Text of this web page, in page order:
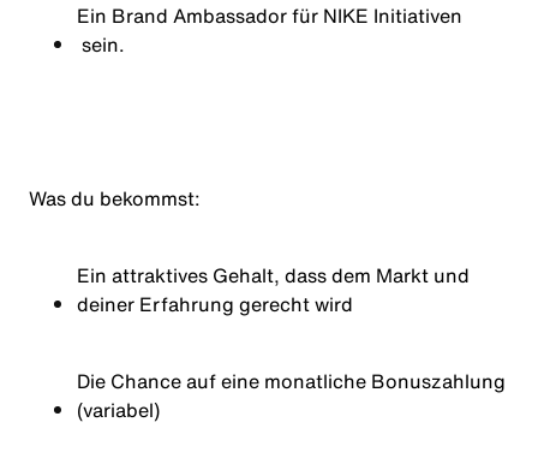
Ein Brand Ambassador für NIKE Initiativen
sein.
Was du bekommst:
Ein attraktives Gehalt, dass dem Markt und
deiner Erfahrung gerecht wird
Die Chance auf eine monatliche Bonuszahlung
(variabel)